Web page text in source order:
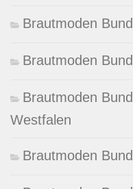
Brautmoden
Brautmoden
Brautmoden
Westfalen
Brautmoden